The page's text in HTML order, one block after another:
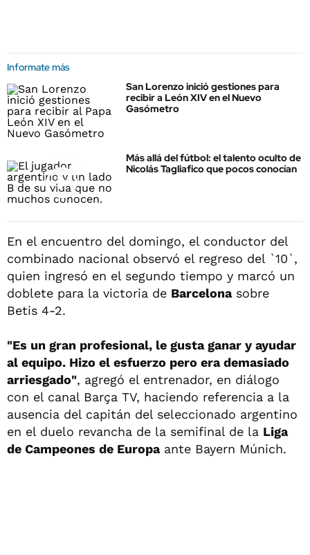
Informate más
San Lorenzo inició gestiones para
recibir a León XIV en el Nuevo
Gasómetro
Más allá del fútbol: el talento oculto de
Nicolás Tagliafico que pocos conocían
En el encuentro del domingo, el conductor del
combinado nacional observó el regreso del `10`,
quien ingresó en el segundo tiempo y marcó un
doblete para la victoria de Barcelonasobre
Betis 4-2.
"Es un gran profesional, le gusta ganar y ayudar
al equipo. Hizo el esfuerzo pero era demasiado
arriesgado", agregó el entrenador, en diálogo
con el canal Barça TV, haciendo referencia a la
ausencia del capitán del seleccionado argentino
en el duelo revancha de la semifinal de la Liga
de Campeones de Europaante Bayern Múnich.